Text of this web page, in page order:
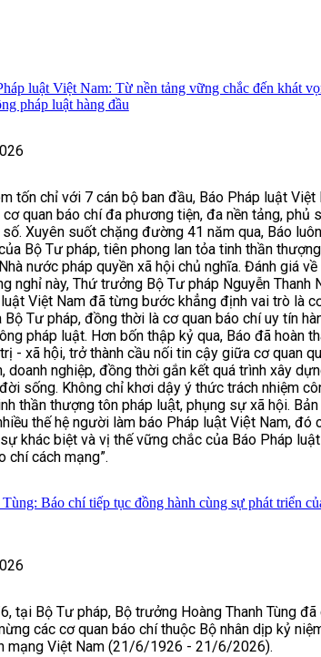
luật Việt Nam: Từ nền tảng vững chắc đến khát
pháp luật hàng đầu
tốn chỉ với 7 cán bộ ban đầu, Báo Pháp luật Việt
quan báo chí đa phương tiện, đa nền tảng, phủ
Xuyên suốt chặng đường 41 năm qua, Báo
Bộ Tư pháp, tiên phong lan tỏa tinh thần
nước pháp quyền xã hội chủ nghĩa. Đánh giá về
nghỉ này, Thứ trưởng Bộ Tư pháp Nguyễn Thanh
Việt Nam đã từng bước khẳng định vai trò là
Tư pháp, đồng thời là cơ quan báo chí uy tín
pháp luật. Hơn bốn thập kỷ qua, Báo đã hoàn
- xã hội, trở thành cầu nối tin cậy giữa cơ quan
doanh nghiệp, đồng thời gắn kết quá trình xây
sống. Không chỉ khơi dậy ý thức trách nhiệm
thần thượng tôn pháp luật, phụng sự xã hội.
thế hệ người làm báo Pháp luật Việt Nam, đó
khác biệt và vị thế vững chắc của Báo Pháp
chí cách mạng”.
Báo chí tiếp tục đồng hành cùng sự phát triển
tại Bộ Tư pháp, Bộ trưởng Hoàng Thanh Tùng đã
các cơ quan báo chí thuộc Bộ nhân dịp kỷ
mạng Việt Nam (21/6/1926 - 21/6/2026).